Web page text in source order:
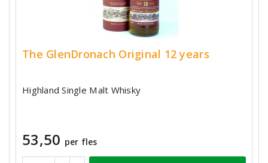
The GlenDronach Original 12 years
Highland Single Malt Whisky
53,50 per fles